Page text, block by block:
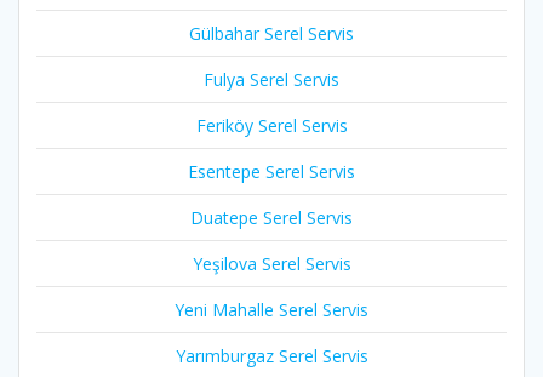
Gülbahar Serel Servis
Fulya Serel Servis
Feriköy Serel Servis
Esentepe Serel Servis
Duatepe Serel Servis
Yeşilova Serel Servis
Yeni Mahalle Serel Servis
Yarımburgaz Serel Servis